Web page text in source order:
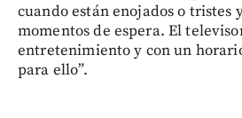
cuando están enojados o tristes
momentos de espera. El
entretenimiento y con un
para ello”.